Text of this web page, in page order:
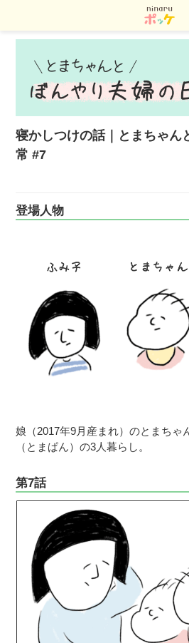
寝かしつけの話｜とまちゃん
常 #7
登場人物
娘（2017年9月産まれ）のとまちゃ
（とまぱん）の3人暮らし。
第7話